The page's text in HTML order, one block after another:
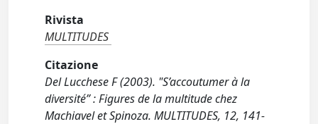
Rivista
MULTITUDES
Citazione
Del Lucchese F (2003). "S’accoutumer à la
diversité” : Figures de la multitude chez
Machiavel et Spinoza. MULTITUDES, 12, 141-